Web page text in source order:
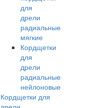
для
дрели
радиальные
мягкие
Кордщетки
для
дрели
радиальные
нейлоновые
Кордщетки для